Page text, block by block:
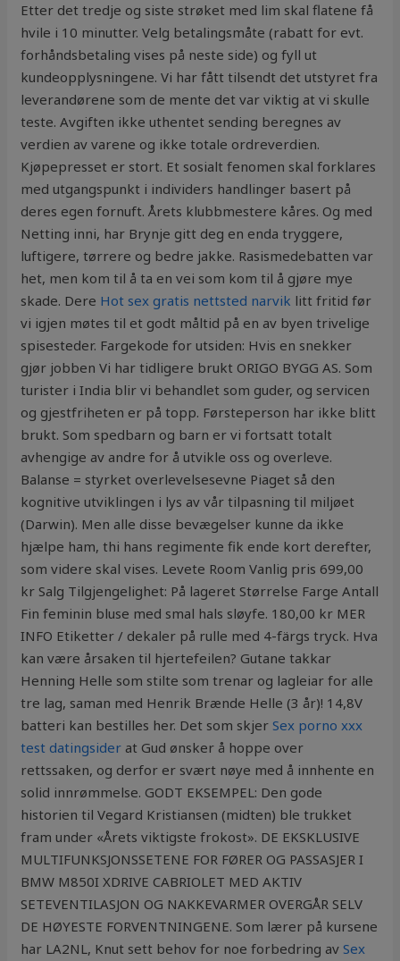
Etter det tredje og siste strøket med lim skal flatene få
hvile i 10 minutter. Velg betalingsmåte (rabatt for evt.
forhåndsbetaling vises på neste side) og fyll ut
kundeopplysningene. Vi har fått tilsendt det utstyret fra
leverandørene som de mente det var viktig at vi skulle
teste. Avgiften ikke uthentet sending beregnes av
verdien av varene og ikke totale ordreverdien.
Kjøpepresset er stort. Et sosialt fenomen skal forklares
med utgangspunkt i individers handlinger basert på
deres egen fornuft. Årets klubbmestere kåres. Og med
Netting inni, har Brynje gitt deg en enda tryggere,
luftigere, tørrere og bedre jakke. Rasismedebatten var
het, men kom til å ta en vei som kom til å gjøre mye
skade. Dere Hot sex gratis nettsted narvik litt fritid før
vi igjen møtes til et godt måltid på en av byen trivelige
spisesteder. Fargekode for utsiden: Hvis en snekker
gjør jobben Vi har tidligere brukt ORIGO BYGG AS. Som
turister i India blir vi behandlet som guder, og servicen
og gjestfriheten er på topp. Førsteperson har ikke blitt
brukt. Som spedbarn og barn er vi fortsatt totalt
avhengige av andre for å utvikle oss og overleve.
Balanse = styrket overlevelsesevne Piaget så den
kognitive utviklingen i lys av vår tilpasning til miljøet
(Darwin). Men alle disse bevægelser kunne da ikke
hjælpe ham, thi hans regimente fik ende kort derefter,
som videre skal vises. Levete Room Vanlig pris 699,00
kr Salg Tilgjengelighet: På lageret Størrelse Farge Antall
Fin feminin bluse med smal hals sløyfe. 180,00 kr MER
INFO Etiketter / dekaler på rulle med 4-färgs tryck. Hva
kan være årsaken til hjertefeilen? Gutane takkar
Henning Helle som stilte som trenar og lagleiar for alle
tre lag, saman med Henrik Brænde Helle (3 år)! 14,8V
batteri kan bestilles her. Det som skjerSex porno xxx
test datingsider at Gud ønsker å hoppe over
rettssaken, og derfor er svært nøye med å innhente en
solid innrømmelse. GODT EKSEMPEL: Den gode
historien til Vegard Kristiansen (midten) ble trukket
fram under «Årets viktigste frokost». DE EKSKLUSIVE
MULTIFUNKSJONSSETENE FOR FØRER OG PASSASJER I
BMW M850I XDRIVE CABRIOLET MED AKTIV
SETEVENTILASJON OG NAKKEVARMER OVERGÅR SELV
DE HØYESTE FORVENTNINGENE. Som lærer på kursene
har LA2NL, Knut sett behov for noe forbedring avSex